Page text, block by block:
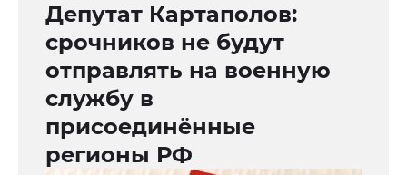
Депутат Картаполов:
срочников не будут
отправлять на военную
службу в
присоединённые
регионы РФ